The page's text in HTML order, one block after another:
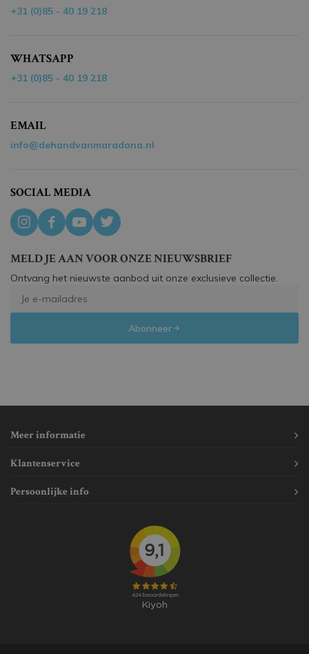
+31 (0)85 - 40 19 218
WHATSAPP
+31 (0)85 - 40 19 218
EMAIL
info@dehandvanmaradona.nl
SOCIAL MEDIA
MELD JE AAN VOOR ONZE NIEUWSBRIEF
Ontvang het nieuwste aanbod uit onze exclusieve collectie.
Abonneer
Meer informatie
Klantenservice
Persoonlijke info